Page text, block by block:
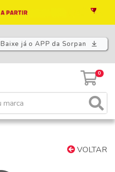
Baixe já o APP da Sorpan
0
VOLTAR